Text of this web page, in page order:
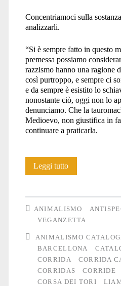
Concentriamoci sulla
analizzarli.
“Si è sempre fatto in questo
premessa possiamo
razzismo hanno una ragione
così purtroppo, e sempre ci
e da sempre è esistito lo
nonostante ciò, oggi non lo
denunciamo. Che la
Medioevo, non giustifica in
continuare a praticarla.
Leggi tuttoLa
Catalogna
attuale
ANIMALISMO
VEGANZETTA
ANIMALISMO
BARCELLONA
CORRIDA
CORRIDA
CORRIDAS
CORRIDE
CORSA DEI TORI